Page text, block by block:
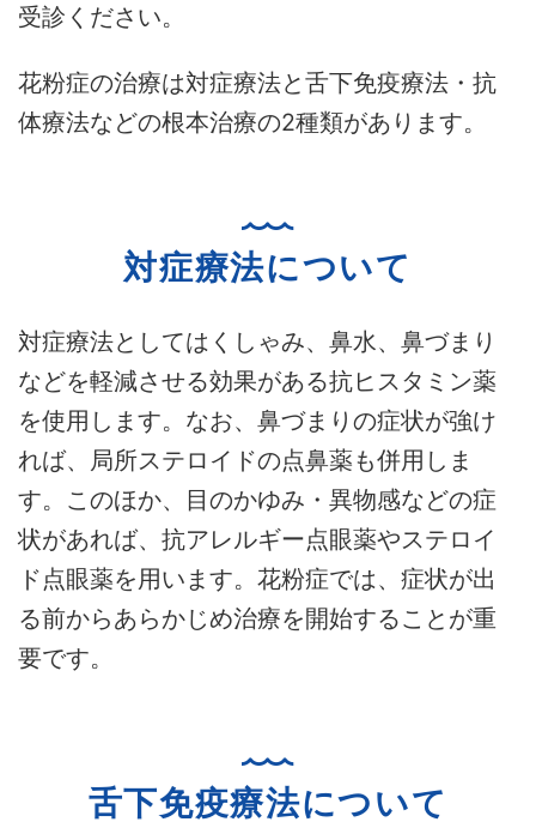
受診ください。
花粉症の治療は対症療法と舌下免疫療法・抗
体療法などの根本治療の2種類があります。
対症療法について
対症療法としてはくしゃみ、鼻水、鼻づまり
などを軽減させる効果がある抗ヒスタミン薬
を使用します。なお、鼻づまりの症状が強け
れば、局所ステロイドの点鼻薬も併用しま
す。このほか、目のかゆみ・異物感などの症
状があれば、抗アレルギー点眼薬やステロイ
ド点眼薬を用います。花粉症では、症状が出
る前からあらかじめ治療を開始することが重
要です。
舌下免疫療法について